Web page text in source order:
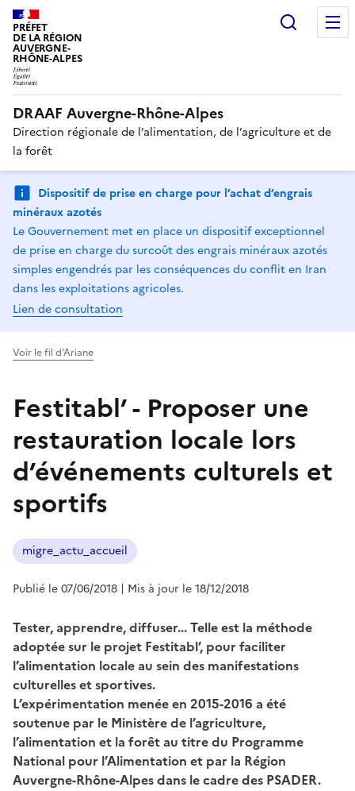
PRÉFET
DE LA RÉGION
AUVERGNE-
RHÔNE-ALPES
DRAAF Auvergne-Rhône-Alpes
Direction régionale de l’alimentation, de l’agriculture et de
la forêt
Dispositif de prise en charge pour l’achat d’engrais
minéraux azotés
Le Gouvernement met en place un dispositif exceptionnel
de prise en charge du surcoût des engrais minéraux azotés
simples engendrés par les conséquences du conflit en Iran
dans les exploitations agricoles.
Lien de consultation
Voir le fil d'Ariane
Festitabl’ - Proposer une
restauration locale lors
d’événements culturels et
sportifs
migre_actu_accueil
Publié le 07/06/2018 | Mis à jour le 18/12/2018
Tester, apprendre, diffuser... Telle est la méthode
adoptée sur le projet Festitabl’, pour faciliter
l’alimentation locale au sein des manifestations
culturelles et sportives.
L’expérimentation menée en 2015-2016 a été
soutenue par le Ministère de l’agriculture,
l’alimentation et la forêt au titre du Programme
National pour l’Alimentation et par la Région
Auvergne-Rhône-Alpes dans le cadre des PSADER.